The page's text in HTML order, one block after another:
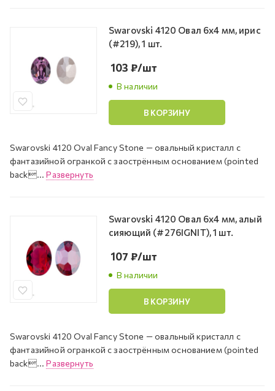
Swarovski 4120 Овал 6х4 мм, ирис
(#219), 1 шт.
В наличии
103 ₽/шт
В КОРЗИНУ
Swarovski 4120 Oval Fancy Stone — овальный кристалл с
фантазийной огранкой с заострённым основанием (pointed
back...Развернуть
Swarovski 4120 Овал 6х4 мм, алый
сияющий (#276IGNIT), 1 шт.
В наличии
107 ₽/шт
В КОРЗИНУ
Swarovski 4120 Oval Fancy Stone — овальный кристалл с
фантазийной огранкой с заострённым основанием (pointed
back...Развернуть